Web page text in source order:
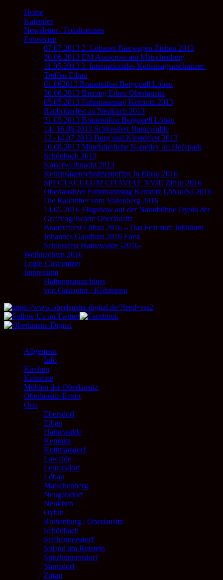
Home
Kalender
Newsletter / Fotolizenzen
Fotoserien
07.07.2013 2. Löbauer Bierwagen Ziehen 2013
30.06.2013 EM Autocross am Matschenberg
11.05.2013 3. Internationales Kettensägenschnitzer-
Treffen Eibau
01.062013 Brauereifest Bergquell Löbau
30.06.2013 Bierzug Eibau Oberlausitz
05.05.2013 Fuhrmannstag Kemnitz 2013
Raubritterfest zu Neukirch 2013
31.05.2013 Brauereifest Bergquell Löbau
14.-16.06.2013 Schlossfest Hainewalde
12.-14.07.2013 Burg und Klosterfest 2013
10.08.2013 Mittelalterliche Narredey im Hofepark
Schönbach 2013
Kaiserweihnacht 2013
Kettensägenschnitzertreffen In Eibau 2016
SPECTACULUM CITAVIAE XVIII Zittau 2016
Oberlausitzer Fuhrmannstag Kemnitz Löbau/Sa 2016
Die Raubritter vom Valtenberg 2016
14.05.2016 Flugshow auf der Naturbühne Oybin der
Greifvogelwarte Oberlausitz
Brauereifest Löbau 2016 – Das Fest zum Jubiläum
Johannes Gaudium 2016 Forst
Schlossfest Hainewalde -2016-
Weihnachten 2016
Login Customizer
Impressum
Haftungsausschluss
von Gastautor / Kolumnen
Allgemein
Info
Kirchen
Kolumne
Mühlen der Oberlausitz
Oberlausitz-Event
Orte
Ebersdorf
Eibau
Hainewalde
Kemnitz
Kottmarsdorf
Lawalde
Leutersdorf
Löbau
Matschenberg
Neugersdorf
Neukirch
Oybin
Rothenburg / Oberlausitz
Schönbach
Seifhennersdorf
Soland am Rotstein
Spitzkunnersdorf
Varnsdorf
Zittau